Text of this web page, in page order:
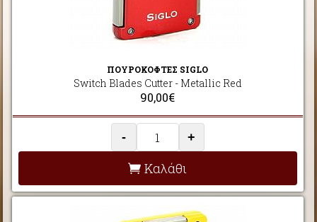
ΠΟΥΡΟΚΟΦΤΕΣ SIGLO
Switch Blades Cutter - Metallic Red
90,00€
- +
Καλάθι